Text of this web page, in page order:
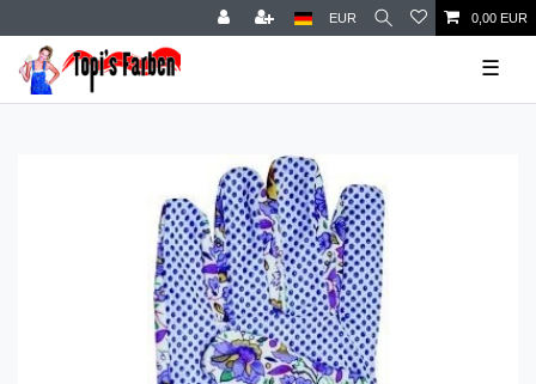
EUR 0,00 EUR
☰